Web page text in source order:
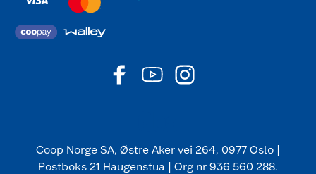
Coop Norge SA, Østre Aker vei 264, 0977 Oslo |
Postboks 21 Haugenstua | Org nr 936 560 288.